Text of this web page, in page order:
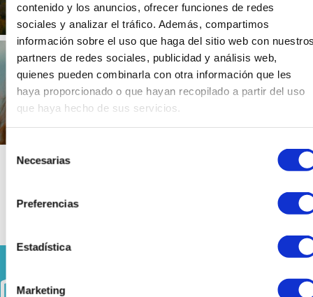
contenido y los anuncios, ofrecer funciones de redes
sociales y analizar el tráfico. Además, compartimos
información sobre el uso que haga del sitio web con
partners de redes sociales, publicidad y análisis web,
quienes pueden combinarla con otra información que les
haya proporcionado o que hayan recopilado a partir del uso
que haya hecho de sus servicios.
Selección
Necesarias
Preferencias
Estadística
Marketing
Historical mistakes in the
film Braveheart
0 comments
See all